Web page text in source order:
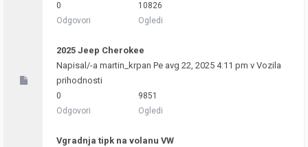
0
Odgovori
10826
Ogledi
2025 Jeep Cherokee
Napisal/-a martin_krpan Pe avg 22, 2025 4:11 pm v Vozila
prihodnosti
0
Odgovori
9851
Ogledi
Vgradnja tipk na volanu VW